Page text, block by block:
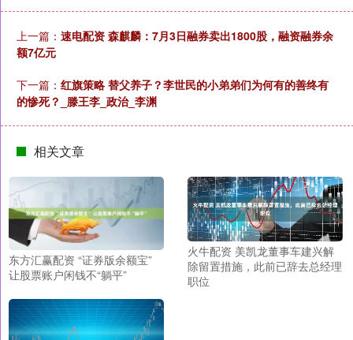
上一篇： 速电配资 森麒麟：7月3日融券卖出1800股，融资融券余
额7亿元
下一篇： 红旗策略 替父养子？李世民的小弟弟们为何有的善终有
的惨死？_滕王李_政治_李渊
相关文章
东方汇赢配资 “证券版余额宝”
让股票账户闲钱不“躺平”
火牛配资 美凯龙董事车建兴解
除留置措施，此前已辞去总经理
职位